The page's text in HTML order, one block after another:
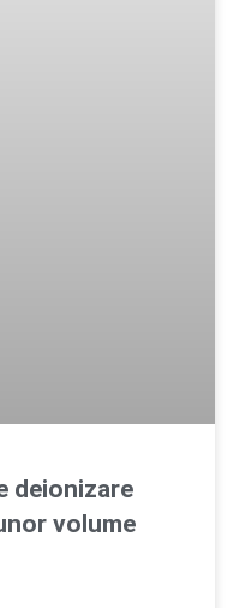
deionizare
volume